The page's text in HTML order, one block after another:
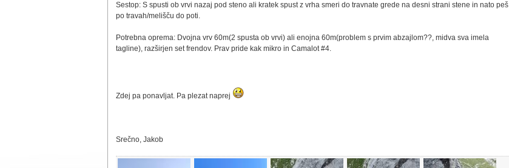
Sestop: S spusti ob vrvi nazaj pod steno ali kratek spust z vrha smeri do travnate grede na desni strani stene in nato peš
po travah/melišču do poti.
Potrebna oprema: Dvojna vrv 60m(2 spusta ob vrvi) ali enojna 60m(problem s prvim abzajlom??, midva sva imela
tagline), razširjen set frendov. Prav pride kak mikro in Camalot #4.
Zdej pa ponavljat. Pa plezat naprej
Srečno, Jakob